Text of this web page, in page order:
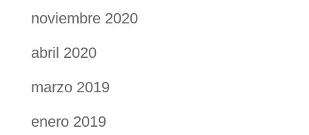
noviembre 2020
abril 2020
marzo 2019
enero 2019